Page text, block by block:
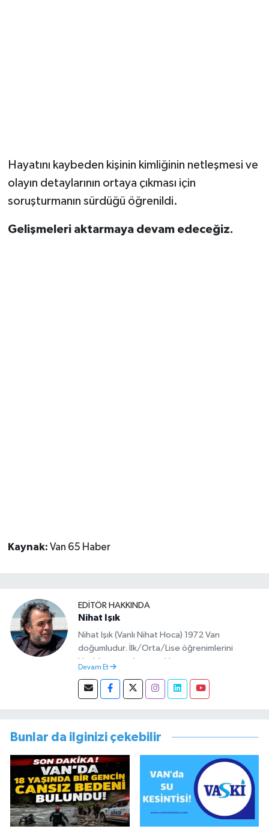
Hayatını kaybeden kişinin kimliğinin netleşmesi ve
olayın detaylarının ortaya çıkması için
soruşturmanın sürdüğü öğrenildi.
Gelişmeleri aktarmaya devam edeceğiz.
Kaynak: Van 65 Haber
EDITÖR HAKKINDA
Nihat Işık
Nihat Işık (Vanlı Nihat Hoca) 1972 Van
doğumludur. İlk/Orta/Lise öğrenimlerini
Van’da tamamlamıştır. Hacettepe mezunu
başlamıştır. Asteğmen olarak yaptığı vatani
görevi dönüşü Van Sosyal Hizmetler İl
görevini yürütürken istifa edip sosyal medyayı
tercih etmiştir.
Devam Et
Bunlar da ilginizi çekebilir